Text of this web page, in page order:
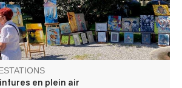
en plein air